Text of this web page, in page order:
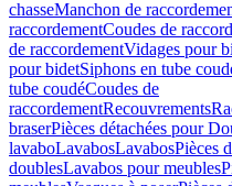
chasseManchon de
raccordementCoudes de
de raccordementVidages pour
pour bidetSiphons en tube
tube coudéCoudes de
raccordementRecouvrements
braserPièces détachées pour
lavaboLavabosLavabosPièces
doublesLavabos pour meubles